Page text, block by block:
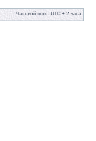
Часовой пояс: UTC + 2 часа